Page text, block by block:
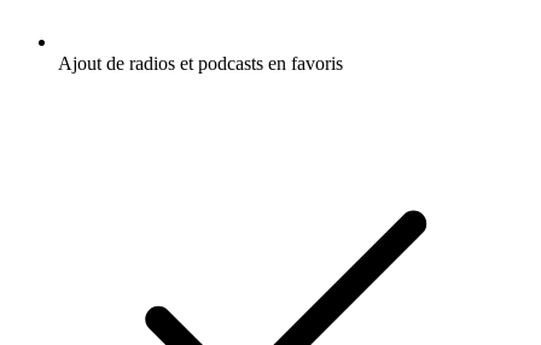
Ajout de radios et podcasts en favoris